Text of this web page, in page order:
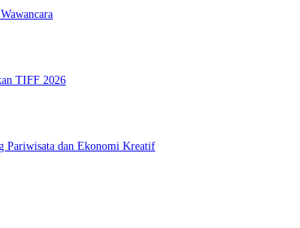
TIFF 2026
Pariwisata dan Ekonomi Kreatif